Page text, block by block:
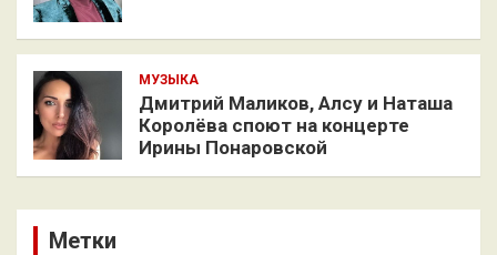
МУЗЫКА
Дмитрий Маликов, Алсу и Наташа
Королёва споют на концерте
Ирины Понаровской
Метки